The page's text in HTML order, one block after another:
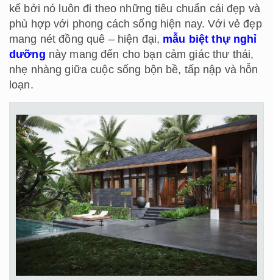
kế bởi nó luôn đi theo những tiêu chuẩn cái đẹp và
phù hợp với phong cách sống hiện nay. Với vẻ đẹp
mang nét đồng quê – hiện đại, mẫu biệt thự nghỉ
dưỡng này mang đến cho bạn cảm giác thư thái,
nhẹ nhàng giữa cuộc sống bộn bề, tấp nập và hỗn
loạn.